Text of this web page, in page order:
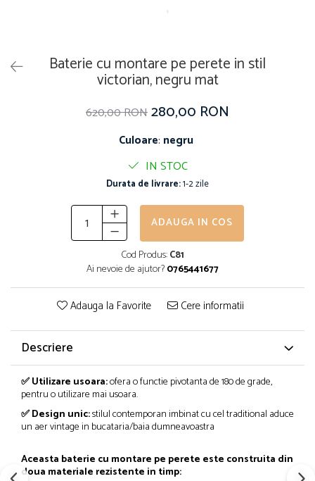
Baterie cu montare pe perete in stil
victorian, negru mat
620,00 RON280,00 RON
Culoare: negru
IN STOC
Durata de livrare:1-2 zile
ADAUGA IN COS
Cod Produs:C81
Ai nevoie de ajutor?0765441677
Adauga la Favorite Cere informatii
Descriere
✅ Utilizare usoara:ofera o functie pivotanta de 180 de grade,
pentru o utilizare mai usoara.
✅ Design unic:stilul contemporan imbinat cu cel traditional aduce
un aer vintage in bucataria/baia dumneavoastra
Aceasta baterie cu montare pe perete este construita din
doua materiale rezistente in timp: